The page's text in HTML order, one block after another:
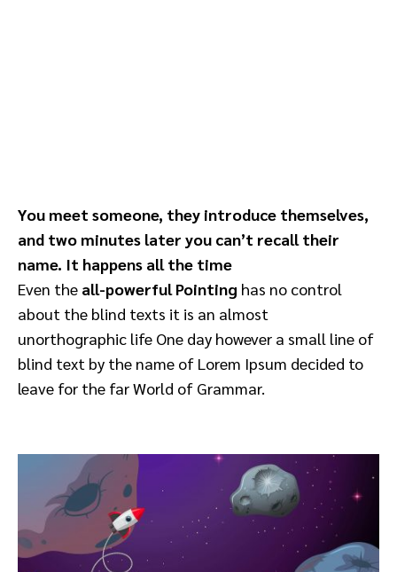
You meet someone, they introduce themselves,
and two minutes later you can’t recall their
name. It happens all the time
Even the all-powerful Pointing has no control
about the blind texts it is an almost
unorthographic life One day however a small line of
blind text by the name of Lorem Ipsum decided to
leave for the far World of Grammar.